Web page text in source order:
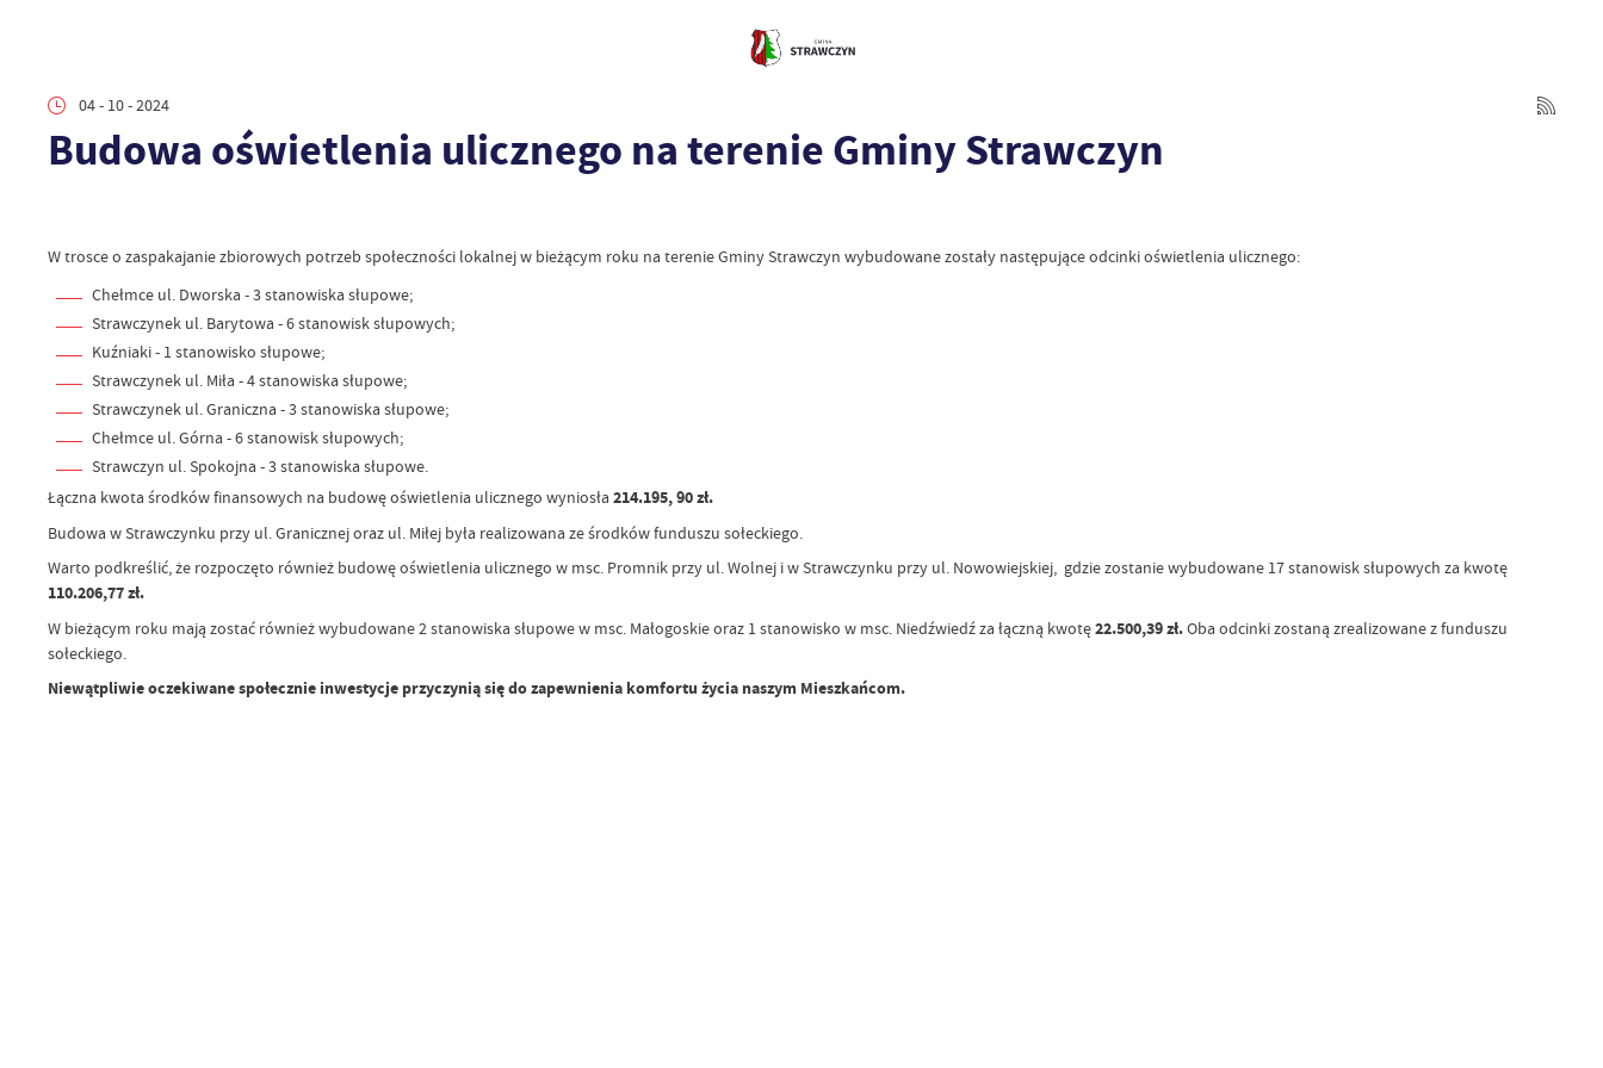
04 - 10 - 2024
Budowa oświetlenia ulicznego na terenie Gminy Strawczyn
W trosce o zaspakajanie zbiorowych potrzeb społeczności lokalnej w bieżącym roku na terenie Gminy Strawczyn wybudowane zostały następujące odcinki oświetlenia ulicznego:
Chełmce ul. Dworska - 3 stanowiska słupowe;
Strawczynek ul. Barytowa - 6 stanowisk słupowych;
Kuźniaki - 1 stanowisko słupowe;
Strawczynek ul. Miła - 4 stanowiska słupowe;
Strawczynek ul. Graniczna - 3 stanowiska słupowe;
Chełmce ul. Górna - 6 stanowisk słupowych;
Strawczyn ul. Spokojna - 3 stanowiska słupowe.
Łączna kwota środków finansowych na budowę oświetlenia ulicznego wyniosła 214.195, 90 zł.
Budowa w Strawczynku przy ul. Granicznej oraz ul. Miłej była realizowana ze środków funduszu sołeckiego.
Warto podkreślić, że rozpoczęto również budowę oświetlenia ulicznego w msc. Promnik przy ul. Wolnej i w Strawczynku przy ul. Nowowiejskiej, gdzie zostanie wybudowane 17 stanowisk słupowych za kwotę
110.206,77 zł.
W bieżącym roku mają zostać również wybudowane 2 stanowiska słupowe w msc. Małogoskie oraz 1 stanowisko w msc. Niedźwiedź za łączną kwotę22.500,39 zł.Oba odcinki zostaną zrealizowane z funduszu
sołeckiego.
Niewątpliwie oczekiwane społecznie inwestycje przyczynią się do zapewnienia komfortu życia naszym Mieszkańcom.